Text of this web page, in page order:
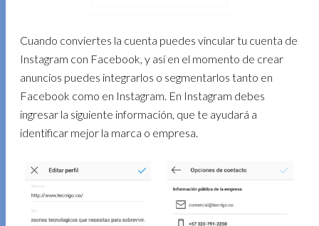
Cuando conviertes la cuenta puedes vincular tu cuenta de
Instagram con Facebook, y así en el momento de crear
anuncios puedes integrarlos o segmentarlos tanto en
Facebook como en Instagram. En Instagram debes
ingresar la siguiente información, que te ayudará a
identificar mejor la marca o empresa.